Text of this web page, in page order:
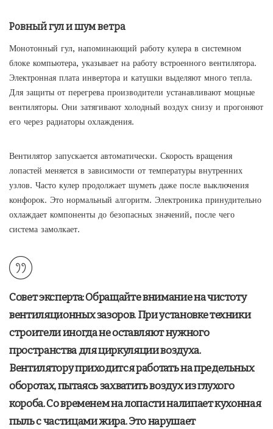
Ровный гул и шум ветра
Монотонный гул, напоминающий работу кулера в системном
блоке компьютера, указывает на работу встроенного вентилятора.
Электронная плата инвертора и катушки выделяют много тепла.
Для защиты от перегрева производители устанавливают мощные
вентиляторы. Они затягивают холодный воздух снизу и прогоняют
его через радиаторы охлаждения.
Вентилятор запускается автоматически. Скорость вращения
лопастей меняется в зависимости от температуры внутренних
узлов. Часто кулер продолжает шуметь даже после выключения
конфорок. Это нормальный алгоритм. Электроника принудительно
охлаждает компоненты до безопасных значений, после чего
система замолкает.
Совет эксперта:Обращайте внимание на чистоту
вентиляционных зазоров. При установке техники
строители иногда не оставляют нужного
пространства для циркуляции воздуха.
Вентилятору приходится работать на предельных
оборотах, пытаясь захватить воздух из глухого
короба. Со временем на лопасти налипает кухонная
пыль с частицами жира. Это нарушает